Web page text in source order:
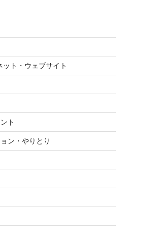
ト・ウェブサイト
ト
ン・やりとり